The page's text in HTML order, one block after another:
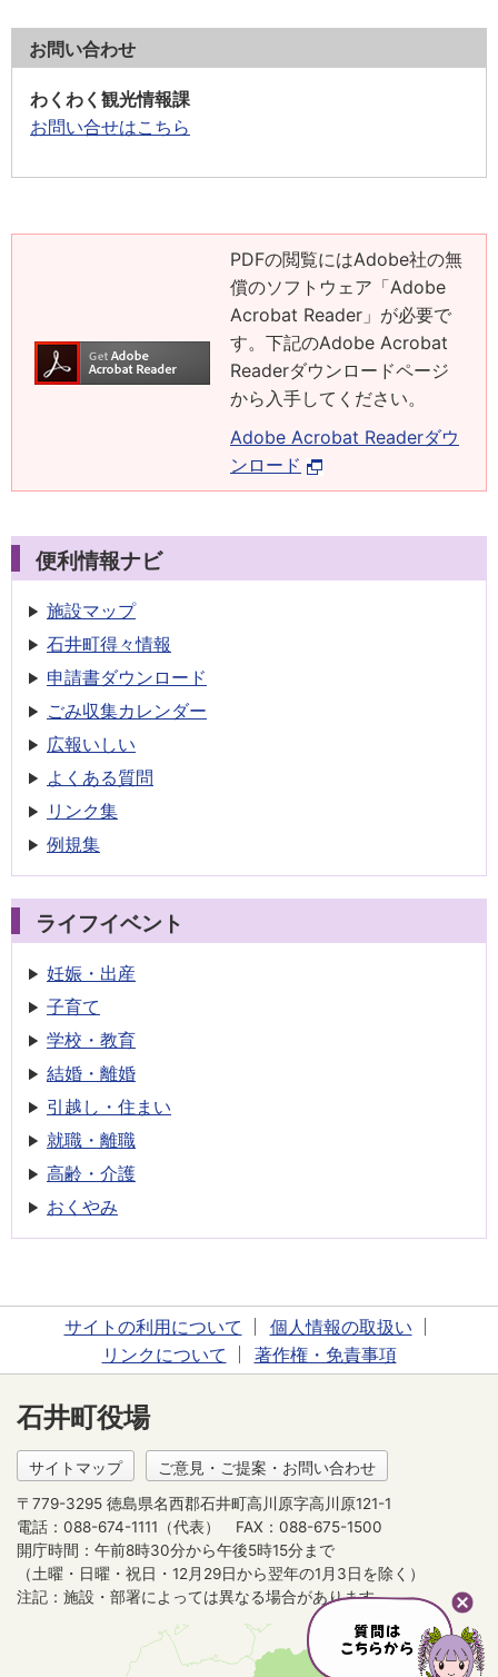
お問い合わせ
わくわく観光情報課
お問い合せはこちら
PDFの閲覧にはAdobe社の無
償のソフトウェア「Adobe
Acrobat Reader」が必要で
す。下記のAdobe Acrobat
Readerダウンロードページ
から入手してください。
Adobe Acrobat Readerダウ
ンロード
便利情報ナビ
施設マップ
石井町得々情報
申請書ダウンロード
ごみ収集カレンダー
広報いしい
よくある質問
リンク集
例規集
ライフイベント
妊娠・出産
子育て
学校・教育
結婚・離婚
引越し・住まい
就職・離職
高齢・介護
おくやみ
サイトの利用について
個人情報の取扱い
リンクについて
著作権・免責事項
石井町役場
サイトマップ ご意見・ご提案・お問い合わせ
〒779-3295 徳島県名西郡石井町高川原字高川原121-1
電話：088-674-1111（代表）
FAX：088-675-1500
開庁時間：午前8時30分から午後5時15分まで
（土曜・日曜・祝日・12月29日から翌年の1月3日を除く）
注記：施設・部署によっては異なる場合があります。